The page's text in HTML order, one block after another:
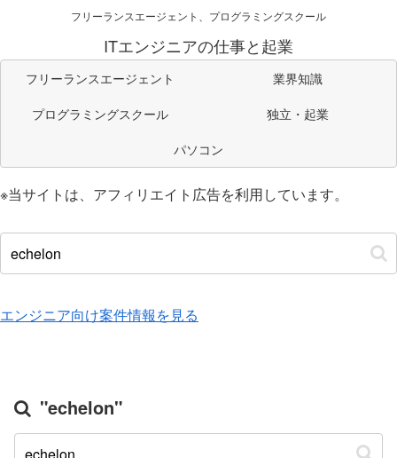
フリーランスエージェント、プログラミングスクール
ITエンジニアの仕事と起業
フリーランスエージェント
業界知識
プログラミングスクール
独立・起業
パソコン
※当サイトは、アフィリエイト広告を利用しています。
エンジニア向け案件情報を見る
"echelon"